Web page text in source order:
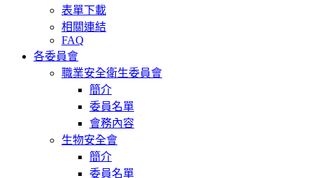
表單下載
相關連結
FAQ
各委員會
職業安全衛生委員會
簡介
委員名單
會務內容
生物安全會
簡介
委員名單